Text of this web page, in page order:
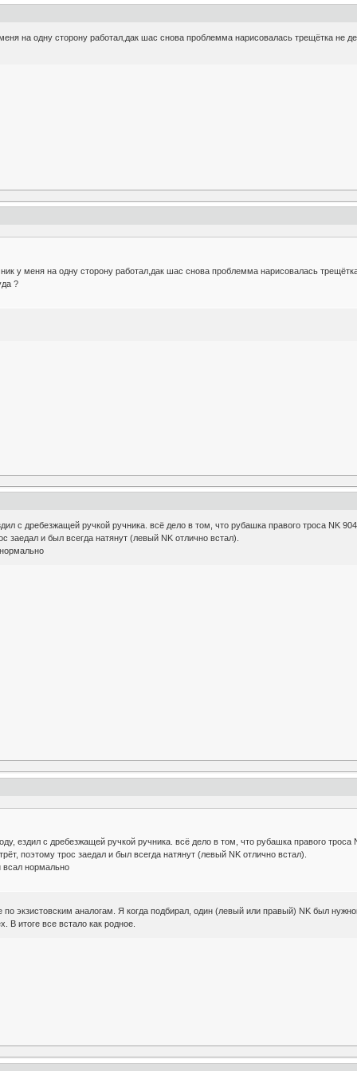
на одну сторону работал,дак шас снова проблемма нарисовалась трещётка не
у меня на одну сторону работал,дак шас снова проблемма нарисовалась
?
с дребезжащей ручкой ручника. всё дело в том, что рубашка правого троса NK
заедал и был всегда натянут (левый NK отлично встал).
ездил с дребезжащей ручкой ручника. всё дело в том, что рубашка правого
поэтому трос заедал и был всегда натянут (левый NK отлично встал).
всал нормально
по экзистовским аналогам. Я когда подбирал, один (левый или правый) NK был
В итоге все встало как родное.